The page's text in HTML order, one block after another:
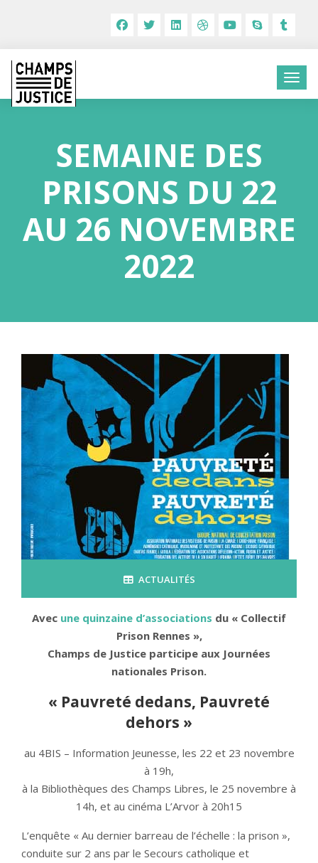
SEMAINE DES
PRISONS DU 22
AU 26 NOVEMBRE
2022
ACTUALITÉS
Avec une quinzaine d’associations du « Collectif
Prison Rennes »,
Champs de Justice participe aux Journées
nationales Prison.
« Pauvreté dedans, Pauvreté
dehors »
au 4BIS – Information Jeunesse, les 22 et 23 novembre
à 19h,
à la Bibliothèques des Champs Libres, le 25 novembre à
14h, et au cinéma L’Arvor à 20h15
L’enquête « Au dernier barreau de l’échelle : la prison »,
conduite sur 2 ans par le Secours catholique et